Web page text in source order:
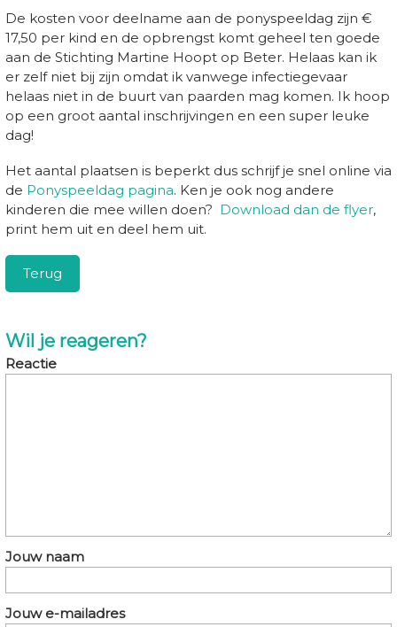
De kosten voor deelname aan de ponyspeeldag zijn €
17,50 per kind en de opbrengst komt geheel ten goede
aan de Stichting Martine Hoopt op Beter. Helaas kan ik
er zelf niet bij zijn omdat ik vanwege infectiegevaar
helaas niet in de buurt van paarden mag komen. Ik hoop
op een groot aantal inschrijvingen en een super leuke
dag!
Het aantal plaatsen is beperkt dus schrijf je snel online via
de Ponyspeeldag pagina. Ken je ook nog andere
kinderen die mee willen doen? Download dan de flyer,
print hem uit en deel hem uit.
Terug
Wil je reageren?
Reactie
Jouw naam
Jouw e-mailadres